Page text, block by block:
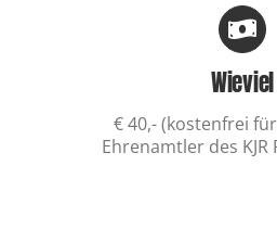
Wieviel
€ 40,- (kostenfrei
Ehrenamtler des